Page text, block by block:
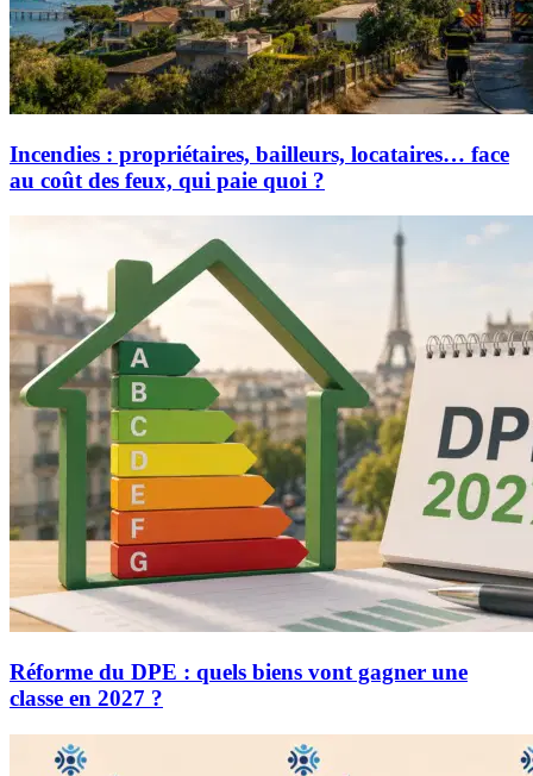
Incendies : propriétaires, bailleurs, locataires… face
au coût des feux, qui paie quoi ?
Réforme du DPE : quels biens vont gagner une
classe en 2027 ?